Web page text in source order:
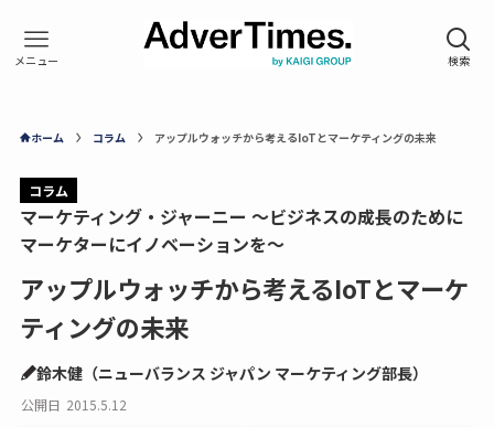
ホーム コラム アップルウォッチから考えるIoTとマーケティングの未来
コラム
マーケティング・ジャーニー ～ビジネスの成長のために
マーケターにイノベーションを～
アップルウォッチから考えるIoTとマーケ
ティングの未来
鈴木健（ニューバランス ジャパン マーケティング部長）
公開日 2015.5.12